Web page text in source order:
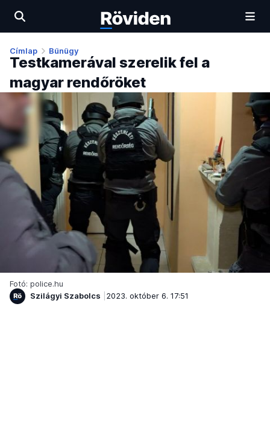
Címlap Bűnügy
Testkamerával szerelik fel a
magyar rendőröket
Fotó: police.hu
Szilágyi Szabolcs
2023. október 6. 17:51